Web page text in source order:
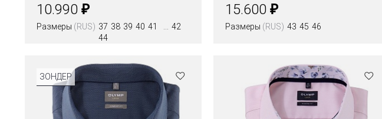
10.990 ₽
Размеры (RUS) 37 38 39 40 41
42
44
15.600 ₽
Размеры (RUS) 43 45 46
ЗОНДЕР